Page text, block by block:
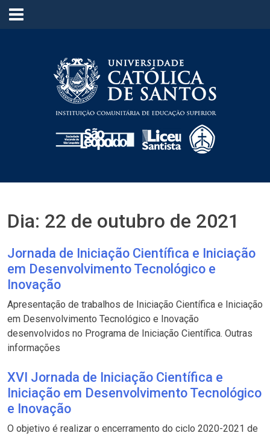
≡
Dia: 22 de outubro de 2021
Jornada de Iniciação Científica e Iniciação
em Desenvolvimento Tecnológico e
Inovação
Apresentação de trabalhos de Iniciação Científica e Iniciação
em Desenvolvimento Tecnológico e Inovação
desenvolvidos no Programa de Iniciação Científica. Outras
informações
XVI Jornada de Iniciação Científica e
Iniciação em Desenvolvimento Tecnológico
e Inovação
O objetivo é realizar o encerramento do ciclo 2020-2021 de